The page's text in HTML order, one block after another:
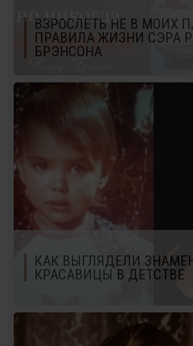
ВЗРОСЛЕТЬ НЕ В МОИХ
ПРАВИЛА ЖИЗНИ СЭРА
БРЭНСОНА
КАК ВЫГЛЯДЕЛИ
КРАСАВИЦЫ В ДЕТСТВЕ